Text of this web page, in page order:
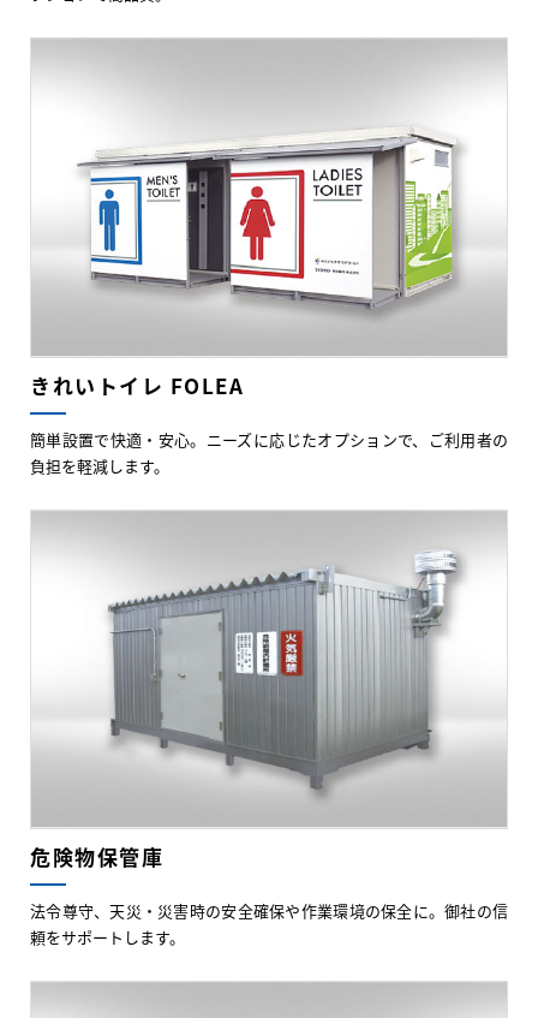
きれいトイレ FOLEA
簡単設置で快適・安心。ニーズに応じたオプションで、ご利用者の
負担を軽減します。
危険物保管庫
法令尊守、天災・災害時の安全確保や作業環境の保全に。御社の信
頼をサポートします。